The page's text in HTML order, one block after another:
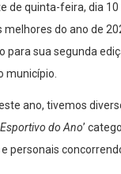
de quinta-feira, dia
do ano de
para sua segunda
município.
ano, tivemos
do Ano’
personais